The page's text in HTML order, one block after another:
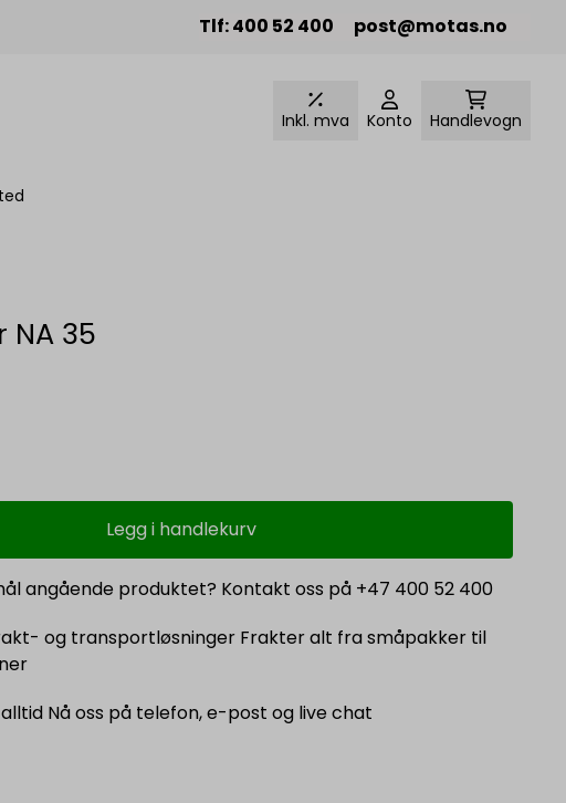
Tlf:400 52 400 post@motas.no
Inkl. mva Konto Handlevogn
NA 35
Legg i handlekurv
angående produktet? Kontakt oss på +47 400 52 400
og transportløsninger Frakter alt fra småpakker til
Nå oss på telefon, e-post og live chat